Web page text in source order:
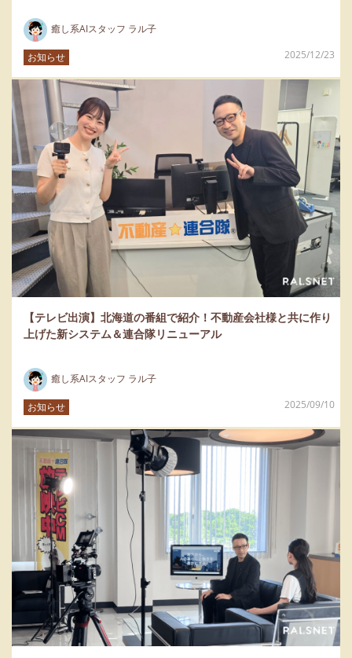
癒し系AIスタッフ ラル子
お知らせ 2025/12/23
【テレビ出演】北海道の番組で紹介！不動産会社様と共に作り
上げた新システム＆連合隊リニューアル
癒し系AIスタッフ ラル子
お知らせ 2025/09/10